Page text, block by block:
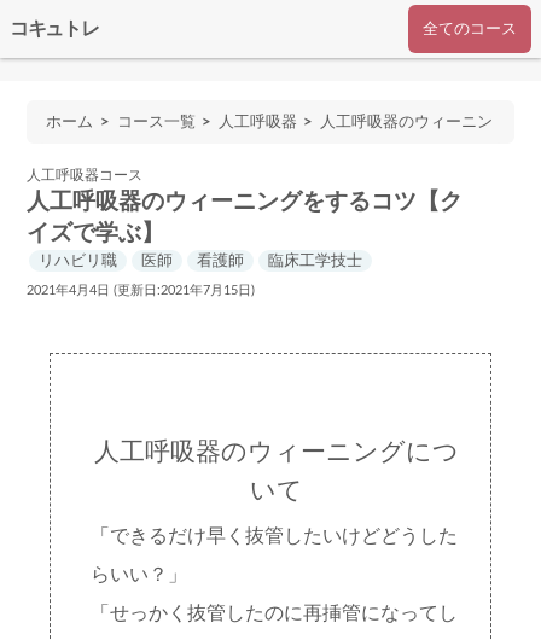
コキュトレ 全てのコース
ホーム コース一覧 人工呼吸器 人工呼吸器のウィーニン
グをするコツ【クイズで学ぶ】
人工呼吸器コース
人工呼吸器のウィーニングをするコツ【ク
イズで学ぶ】
リハビリ職 医師 看護師 臨床工学技士
2021年4月4日 (更新日:2021年7月15日)
人工呼吸器のウィーニングにつ
いて
「できるだけ早く抜管したいけどどうした
らいい？」
「せっかく抜管したのに再挿管になってし